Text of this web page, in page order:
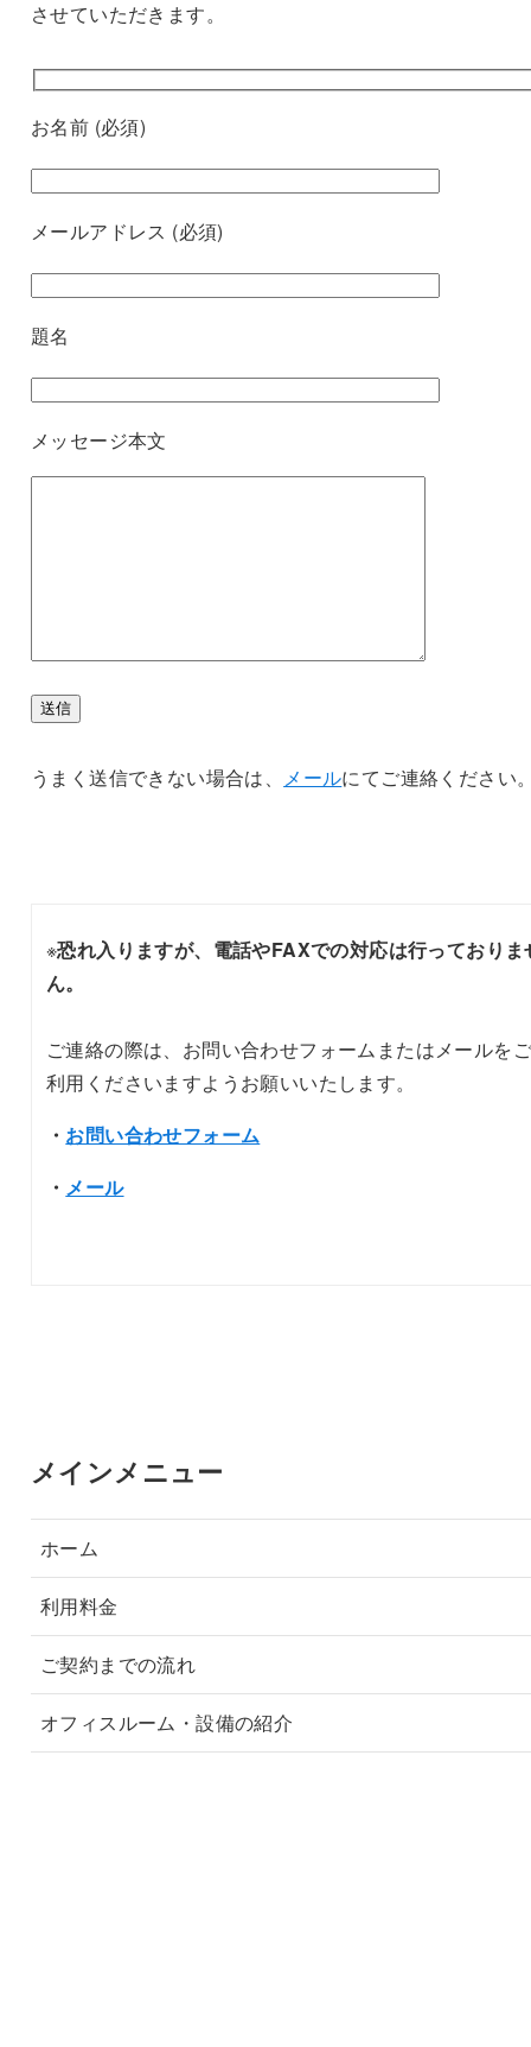
させていただきます。
お名前 (必須)
メールアドレス (必須)
題名
メッセージ本文
うまく送信できない場合は、 メールにてご連絡ください
※恐れ入りますが、電話やFAXでの対応は行っておりま
ん。
ご連絡の際は、お問い合わせフォームまたはメールをご
利用くださいますようお願いいたします。
・ お問い合わせフォーム
・ メール
メインメニュー
ホーム
利用料金
ご契約までの流れ
オフィスルーム・設備の紹介